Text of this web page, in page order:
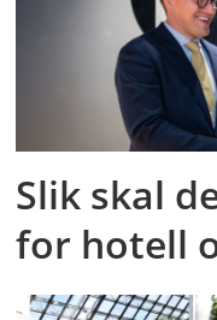
Slik skal
for hotell